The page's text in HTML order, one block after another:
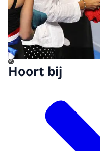
©
Hoort bij